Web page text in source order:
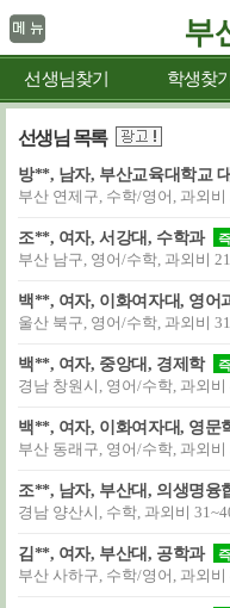
부
선생님찾기 학생찾기
선생님 목록
방**, 남자, 부산교육대학교
부산 연제구, 수학/영어, 과외비
조**, 여자, 서강대, 수학과
부산 남구, 영어/수학, 과외비
백**, 여자, 이화여자대, 영어
울산 북구, 영어/수학, 과외비
백**, 여자, 중앙대, 경제학
경남 창원시, 영어/수학, 과외비
백**, 여자, 이화여자대, 영문
부산 동래구, 영어/수학, 과외비
조**, 남자, 부산대, 의생명융
경남 양산시, 수학, 과외비
김**, 여자, 부산대, 공학과
부산 사하구, 수학/영어, 과외비